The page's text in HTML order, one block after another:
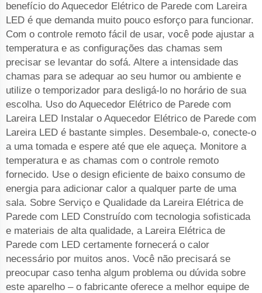
benefício do Aquecedor Elétrico de Parede com Lareira
LED é que demanda muito pouco esforço para funcionar.
Com o controle remoto fácil de usar, você pode ajustar a
temperatura e as configurações das chamas sem
precisar se levantar do sofá. Altere a intensidade das
chamas para se adequar ao seu humor ou ambiente e
utilize o temporizador para desligá-lo no horário de sua
escolha. Uso do Aquecedor Elétrico de Parede com
Lareira LED Instalar o Aquecedor Elétrico de Parede com
Lareira LED é bastante simples. Desembale-o, conecte-o
a uma tomada e espere até que ele aqueça. Monitore a
temperatura e as chamas com o controle remoto
fornecido. Use o design eficiente de baixo consumo de
energia para adicionar calor a qualquer parte de uma
sala. Sobre Serviço e Qualidade da Lareira Elétrica de
Parede com LED Construído com tecnologia sofisticada
e materiais de alta qualidade, a Lareira Elétrica de
Parede com LED certamente fornecerá o calor
necessário por muitos anos. Você não precisará se
preocupar caso tenha algum problema ou dúvida sobre
este aparelho – o fabricante oferece a melhor equipe de